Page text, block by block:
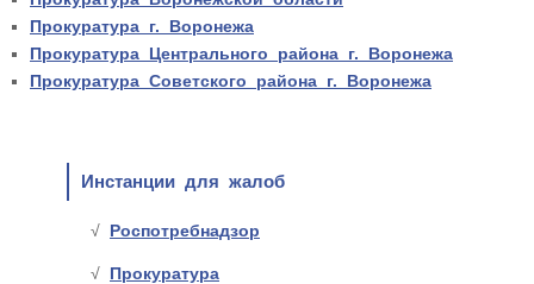
Прокуратура г. Воронежа
Прокуратура Центрального района г. Воронежа
Прокуратура Советского района г. Воронежа
Инстанции для жалоб
Роспотребнадзор
Прокуратура